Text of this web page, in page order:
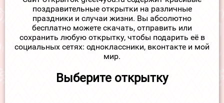
поздравительные открытки на различные
праздники и случаи жизни. Вы абсолютно
бесплатно можете скачать, отправить или
сохранить любую открытку, чтобы подарить её в
социальных сетях: одноклассники, вконтакте и мой
мир.
Выберите открытку